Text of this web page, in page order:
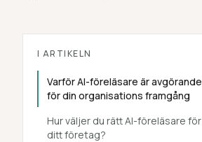
I ARTIKELN
Varför AI-föreläsare är avgörande
för din organisations framgång
Hur väljer du rätt AI-föreläsare för
ditt företag?